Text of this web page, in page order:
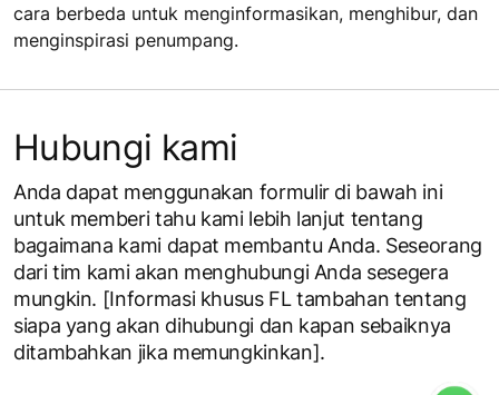
cara berbeda untuk menginformasikan, menghibur, dan
menginspirasi penumpang.
Hubungi kami
Anda dapat menggunakan formulir di bawah ini
untuk memberi tahu kami lebih lanjut tentang
bagaimana kami dapat membantu Anda. Seseorang
dari tim kami akan menghubungi Anda sesegera
mungkin. [Informasi khusus FL tambahan tentang
siapa yang akan dihubungi dan kapan sebaiknya
ditambahkan jika memungkinkan].